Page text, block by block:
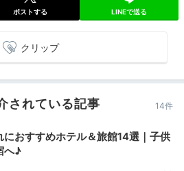
。朝の空気の中のお風呂は最高でし
◎
ポストする LINEで送る
クリップ
されている記事 14件
におすすめホテル＆旅館14選｜子供
へ♪